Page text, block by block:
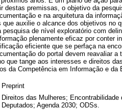
destas premissas, o objetivo da
e na arquitetura da
que auxilie o alcance dos objetivos no
pesquisa de nível exploratório com
plenamente eficaz por conter
eficiente que se perfaça na
do portal devem reavaliar
que tange aos interesses e direitos
da Competência em Informação e
Preprint
Direitos das Mulheres;
Deputados; Agenda 2030; ODSs.